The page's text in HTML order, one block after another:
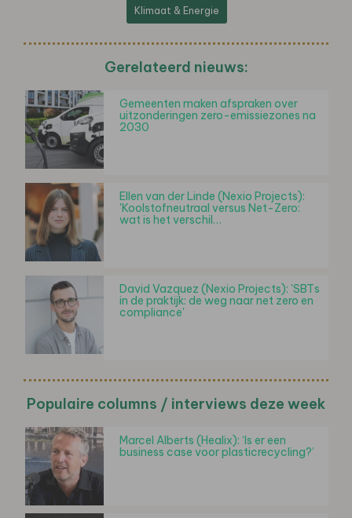
Klimaat & Energie
Gerelateerd nieuws:
Gemeenten maken afspraken over
uitzonderingen zero-emissiezones na
2030
Ellen van der Linde (Nexio Projects):
'Koolstofneutraal versus Net-Zero:
wat is het verschil…
David Vazquez (Nexio Projects): 'SBTs
in de praktijk: de weg naar net zero en
compliance'
Populaire columns / interviews deze week
Marcel Alberts (Healix): ‘Is er een
business case voor plasticrecycling?’